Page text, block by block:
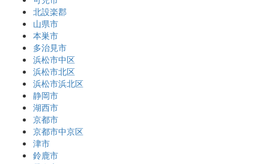
北設楽郡
山県市
本巣市
多治見市
浜松市中区
浜松市北区
浜松市浜北区
静岡市
湖西市
京都市
京都市中京区
津市
鈴鹿市